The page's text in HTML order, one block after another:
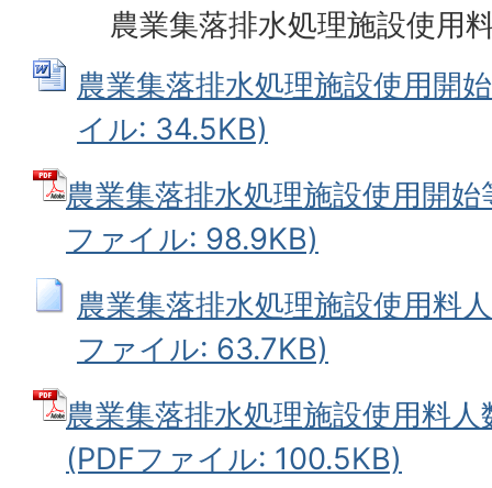
農業集落排水処理施設使用
農業集落排水処理施設使用開
イル: 34.5KB)
農業集落排水処理施設使用開
ファイル: 98.9KB)
農業集落排水処理施設使用料
ファイル: 63.7KB)
農業集落排水処理施設使用料
(PDFファイル: 100.5KB)